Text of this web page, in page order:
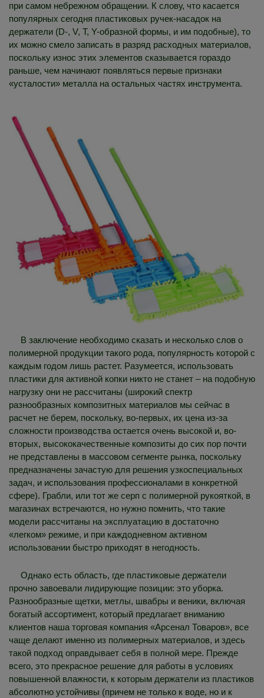
при самом небрежном обращении. К слову, что касается
популярных сегодня пластиковых ручек-насадок на
держатели (D-, V, T, Y-образной формы, и им подобные), то
их можно смело записать в разряд расходных материалов,
поскольку износ этих элементов сказывается гораздо
раньше, чем начинают появляться первые признаки
«усталости» металла на остальных частях инструмента.
В заключение необходимо сказать и несколько слов о
полимерной продукции такого рода, популярность которой с
каждым годом лишь растет. Разумеется, использовать
пластики для активной копки никто не станет – на подобную
нагрузку они не рассчитаны (широкий спектр
разнообразных композитных материалов мы сейчас в
расчет не берем, поскольку, во-первых, их цена из-за
сложности производства остается очень высокой и, во-
вторых, высококачественные композиты до сих пор почти
не представлены в массовом сегменте рынка, поскольку
предназначены зачастую для решения узкоспециальных
задач, и использования профессионалами в конкретной
сфере). Грабли, или тот же серп с полимерной рукояткой, в
магазинах встречаются, но нужно помнить, что такие
модели рассчитаны на эксплуатацию в достаточно
«легком» режиме, и при каждодневном активном
использовании быстро приходят в негодность.
Однако есть область, где пластиковые держатели
прочно завоевали лидирующие позиции: это уборка.
Разнообразные щетки, метлы, швабры и веники, включая
богатый ассортимент, который предлагает вниманию
клиентов наша торговая компания «Арсенал Товаров», все
чаще делают именно из полимерных материалов, и здесь
такой подход оправдывает себя в полной мере. Прежде
всего, это прекрасное решение для работы в условиях
повышенной влажности, к которым держатели из пластиков
абсолютно устойчивы (причем не только к воде, но и к